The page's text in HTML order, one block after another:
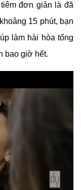
đơn giản là đã
15 phút, bạn
làm hài hòa tổng
bao giờ hết.